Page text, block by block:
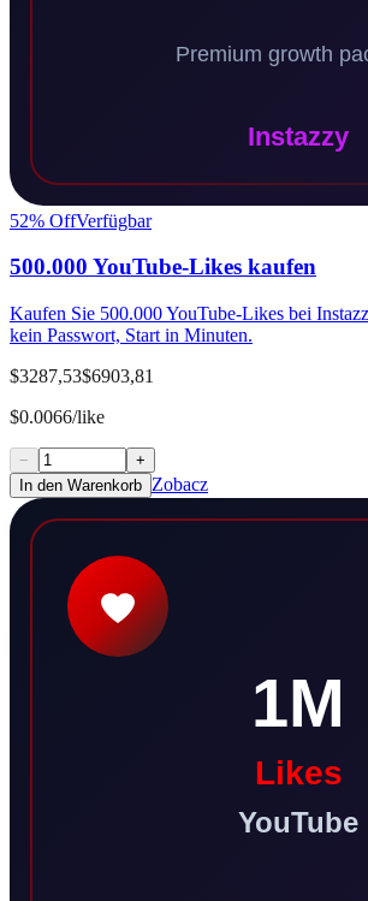
52% OffVerfügbar
500.000 YouTube-Likes kaufen
Kaufen Sie 500.000 YouTube-Likes bei
kein Passwort, Start in Minuten.
$3287,53$6903,81
$0.0066/like
−
+
In den Warenkorb Zobacz